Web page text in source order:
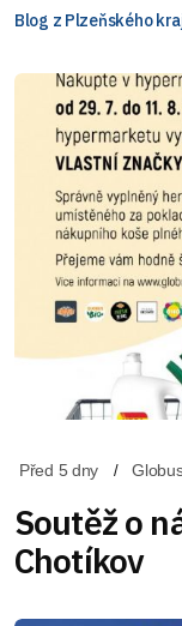
Blog z Plzeňského
Před 5 dny
Soutěž o
Chotíkov